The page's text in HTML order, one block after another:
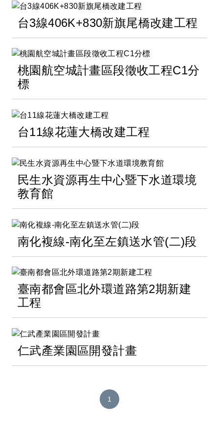
台3線406K+830新旗尾橋改建工程
桃園航空城計畫區段徵收工程C1分
標
台11線花蓮大橋改建工程
民生水資源再生中心暨下水道環境
教育館
南化複線-南化至左鎮送水管(二)段
臺南都會區北外環道路第2期新建
工程
仁武產業園區開發計畫
1